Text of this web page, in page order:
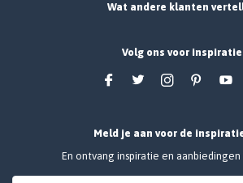
Wat andere klanten
Volg ons voor inspiratie
Meld je aan voor de
En ontvang inspiratie en